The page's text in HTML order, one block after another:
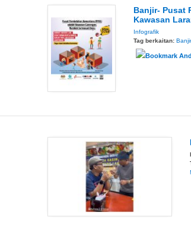
Banjir- Pusat
Kawasan
Infografik
Tag berkaitan: Banjir